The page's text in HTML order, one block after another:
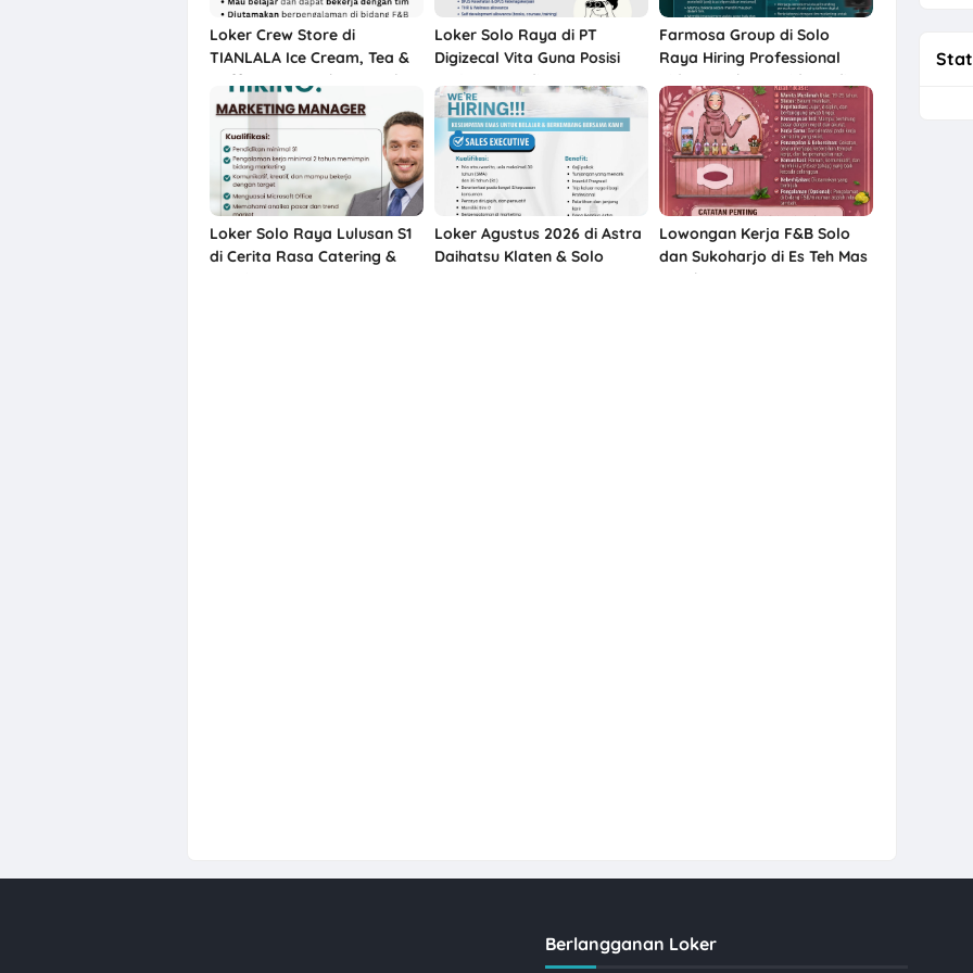
Loker Crew Store di
TIANLALA Ice Cream, Tea &
Coffee Gatot Subroto Solo
Loker Solo Raya di PT
Digizecal Vita Guna Posisi
Project Coordinator
Marketing, Live Streamer, dll
Farmosa Group di Solo
Raya Hiring Professional
Videographer & Video Editor
Loker Solo Raya Lulusan S1
di Cerita Rasa Catering &
Loker Agustus 2026 di Astra
Daihatsu Klaten & Solo
Lowongan Kerja F&B Solo
dan Sukoharjo di Es Teh Mas
Karebet
Berlangganan Loker